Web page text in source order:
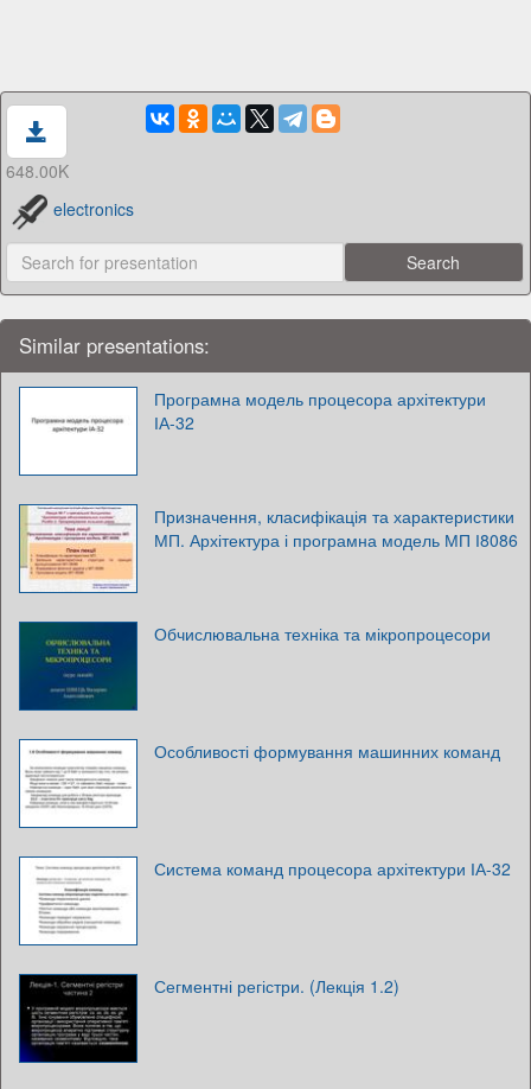
648.00K
electronics
Similar presentations:
Програмна модель процесора архітектури
ІА-32
Призначення, класифікація та характеристики
МП. Архітектура і програмна модель МП І8086
Обчислювальна техніка та мікропроцесори
Особливості формування машинних команд
Система команд процесора архітектури ІА-32
Сегментні регістри. (Лекція 1.2)